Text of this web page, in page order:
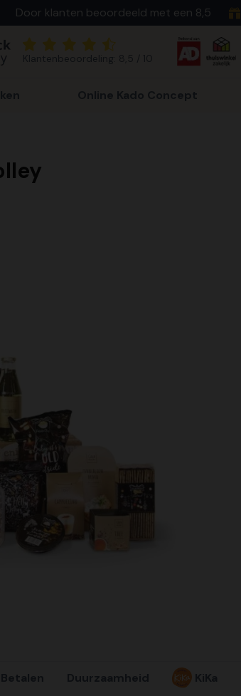
Door klanten beoordeeld met een 8,5
Klantenbeoordeling: 8,5 / 10
Online Kado Concept
Betalen Duurzaamheid KiKa